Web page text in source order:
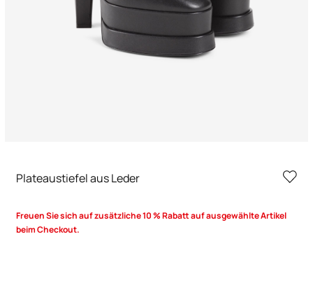
Plateaustiefel aus Leder
Freuen Sie sich auf zusätzliche 10 % Rabatt auf ausgewählte Artikel
beim Checkout.